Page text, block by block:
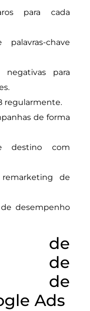
para cada
chave
negativas para
regularmente.
de forma
destino com
de
desempenho
de
de
de
Ads